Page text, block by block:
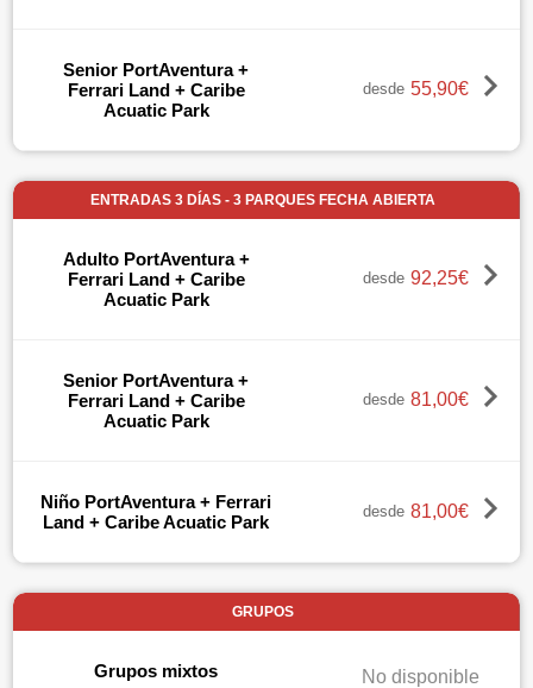
Senior PortAventura +
Ferrari Land + Caribe
Acuatic Park
desde 55,90€
ENTRADAS 3 DÍAS - 3 PARQUES FECHA ABIERTA
Adulto PortAventura +
Ferrari Land + Caribe
Acuatic Park
desde 92,25€
Senior PortAventura +
Ferrari Land + Caribe
Acuatic Park
desde 81,00€
Niño PortAventura + Ferrari
Land + Caribe Acuatic Park
desde 81,00€
GRUPOS
Grupos mixtos No disponible